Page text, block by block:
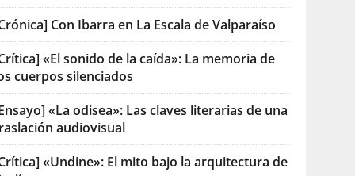
Con Ibarra en La Escala de Valparaíso
«El sonido de la caída»: La memoria de
cuerpos silenciados
«La odisea»: Las claves literarias de una
audiovisual
«Undine»: El mito bajo la arquitectura de